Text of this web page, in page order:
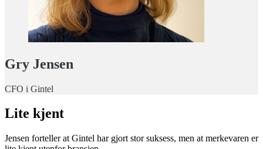
Gry Jensen
CFO i Gintel
Lite kjent
Jensen forteller at Gintel har gjort stor suksess, men at merkevaren er